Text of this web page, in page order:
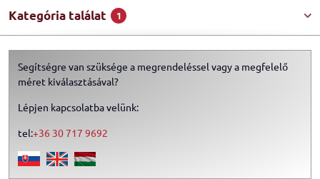
Kategória találat 1
Segítségre van szüksége a megrendeléssel vagy a megfelelő
méret kiválasztásával?
Lépjen kapcsolatba velünk:
tel:+36 30 717 9692